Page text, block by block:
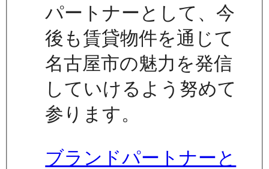
パートナーとして、今
後も賃貸物件を通じて
名古屋市の魅力を発信
していけるよう努めて
参ります。
ブランドパートナーと